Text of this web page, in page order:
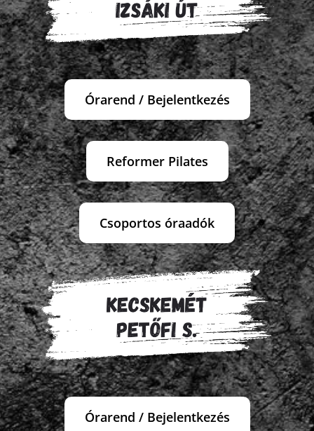
Blog
Wellness
Rólunk
Kapcsolat
Karrier
Órarend / Bejelentkezés
Reformer Pilates
Csoportos óraadók
Órarend / Bejelentkezés